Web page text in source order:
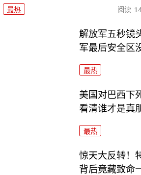
最热 阅读
解放军五秒镜
军最后安全区
最热
美国对巴西下
看清谁才是真
最热
惊天大反转！
背后竟藏致命